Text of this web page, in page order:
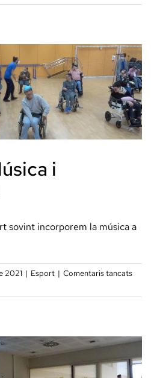
PER
A
TOTS
i
sovint incorporem la música a
2021 | Esport | Comentaris tancatsa
Música